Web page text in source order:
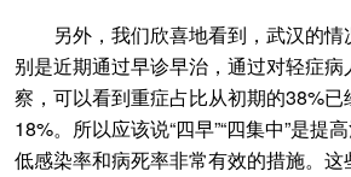
另外，我们欣喜地看到，武汉的情
别是近期通过早诊早治，通过对轻症
察，可以看到重症占比从初期的38%已
18%。所以应该说“四早”“四集中”是提
低感染率和病死率非常有效的措施。这